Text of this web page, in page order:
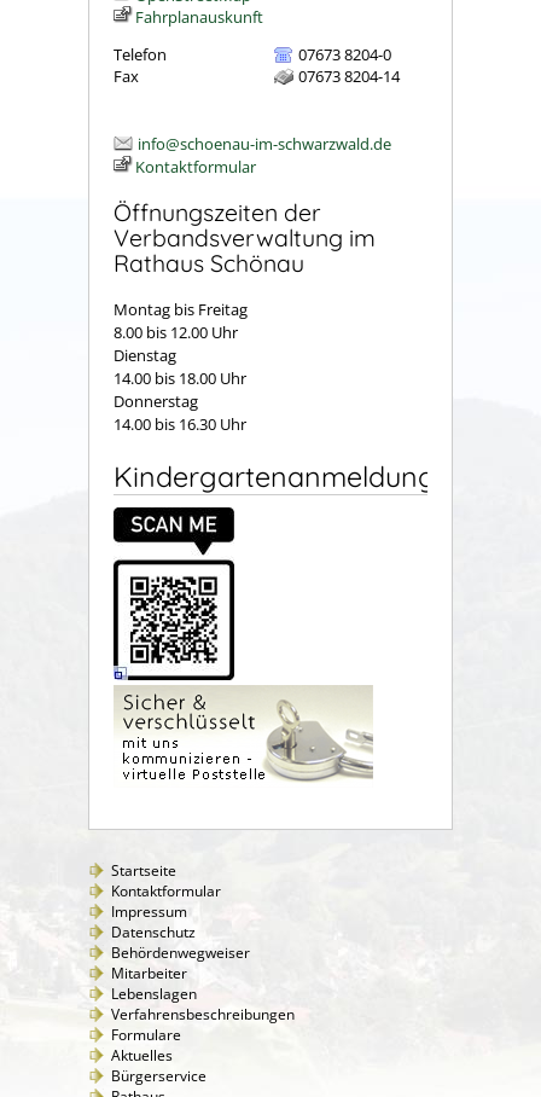
Fahrplanauskunft
Telefon
07673 8204-0
Fax
07673 8204-14
info@schoenau-im-schwarzwald.de
Kontaktformular
Öffnungszeiten der
Verbandsverwaltung im
Rathaus Schönau
Montag bis Freitag
8.00 bis 12.00 Uhr
Dienstag
14.00 bis 18.00 Uhr
Donnerstag
14.00 bis 16.30 Uhr
Kindergartenanmeldung
Startseite
Kontaktformular
Impressum
Datenschutz
Behördenwegweiser
Mitarbeiter
Lebenslagen
Verfahrensbeschreibungen
Formulare
Aktuelles
Bürgerservice